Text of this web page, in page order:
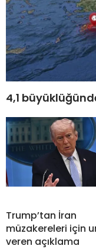
4,1
Trump’tan İran
müzakereleri için
veren açıklama